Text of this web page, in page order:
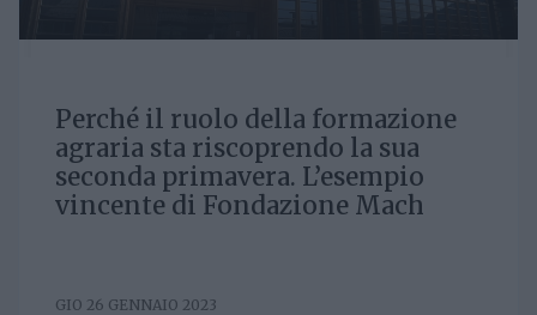
Perché il ruolo della formazione
agraria sta riscoprendo la sua
seconda primavera. L’esempio
vincente di Fondazione Mach
GIO 26 GENNAIO 2023